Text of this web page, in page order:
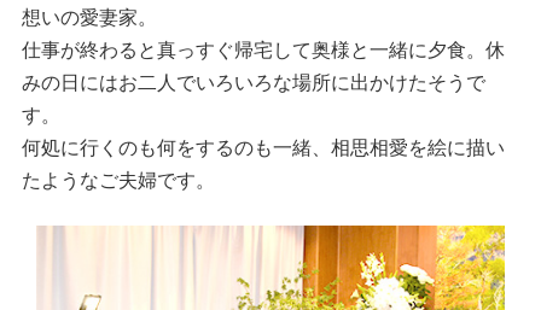
想いの愛妻家。
仕事が終わると真っすぐ帰宅して奥様と一緒に夕食。休
みの日にはお二人でいろいろな場所に出かけたそうで
す。
何処に行くのも何をするのも一緒、相思相愛を絵に描い
たようなご夫婦です。